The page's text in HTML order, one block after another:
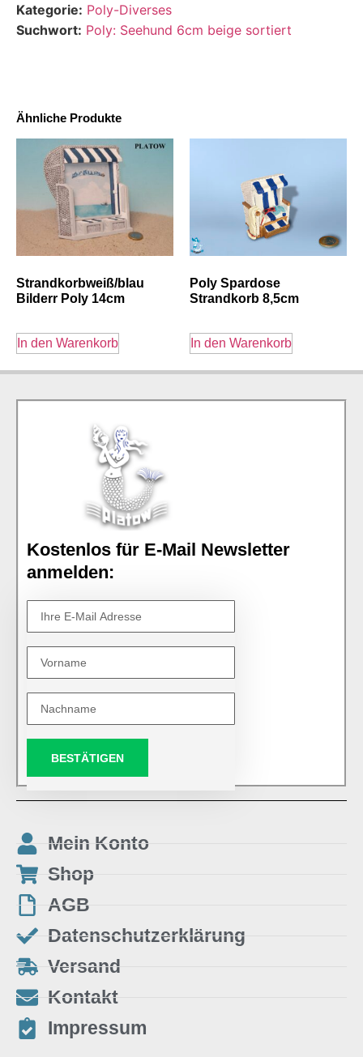
Kategorie: Poly-Diverses
Suchwort: Poly: Seehund 6cm beige sortiert
Ähnliche Produkte
Strandkorbweiß/blau
Bilderr Poly 14cm
In den Warenkorb
Poly Spardose
Strandkorb 8,5cm
In den Warenkorb
Kostenlos für E-Mail Newsletter
anmelden:
BESTÄTIGEN
Mein Konto
Shop
AGB
Datenschutzerklärung
Versand
Kontakt
Impressum